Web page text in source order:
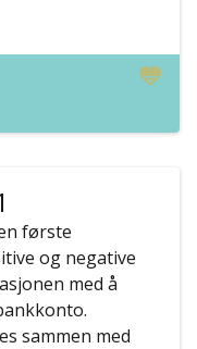
første
og negative
med å
sammen med